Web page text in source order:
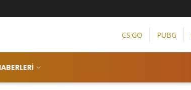
CS:GO PUBG